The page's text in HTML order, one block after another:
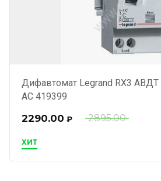
Дифавтомат Legrand RX3
AC 419399
ХИТ
2895.00
2290.00 ₽